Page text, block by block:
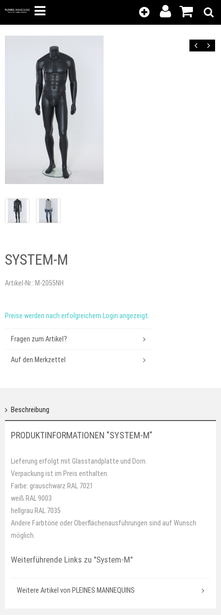
Kunden-
Login
anzeigen
ZurückVor
SYSTEM-M
Artikel-Nr.: M-2055NH
Preise werden nach erfolgreichem Login angezeigt.
Fragen zum Artikel?
Auf den Merkzettel
Beschreibung
PRODUKTINFORMATIONEN "SYSTEM-M"
Lieferung erfolgt mit Glasstandplatte und Dorn.
Verpackung ist im Preis enthalten.
Farbe: grauschwarz RAL 7021
weiß RAL 9003
hellgrau RAL 7035
Andere Farbtöne oder Oberflächenausführungen sind auf Wunsch
möglich.
Weiterführende Links zu "System-M"
Weitere Artikel von PLEINES MANNEQUINS